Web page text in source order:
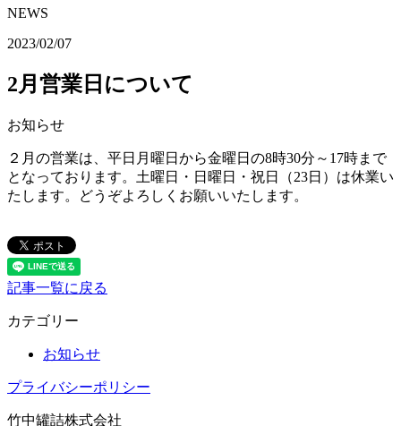
NEWS
2023/02/07
2月営業日について
お知らせ
２月の営業は、平日月曜日から金曜日の8時30分～17時まで
となっております。土曜日・日曜日・祝日（23日）は休業い
たします。どうぞよろしくお願いいたします。
記事一覧に戻る
カテゴリー
お知らせ
プライバシーポリシー
竹中罐詰株式会社